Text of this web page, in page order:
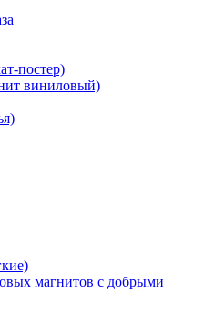
постер)
виниловый)
магнитов с добрыми